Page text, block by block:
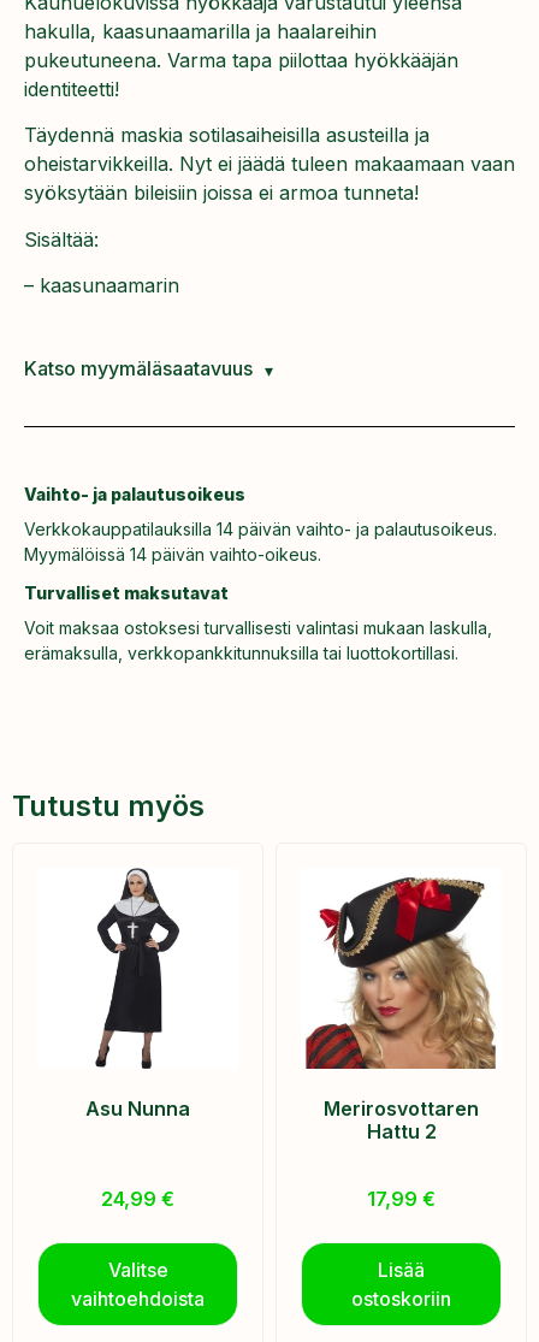
hakulla, kaasunaamarilla ja haalareihin
pukeutuneena. Varma tapa piilottaa hyökkääjän
identiteetti!
Täydennä maskia sotilasaiheisilla asusteilla ja
oheistarvikkeilla. Nyt ei jäädä tuleen makaamaan vaan
syöksytään bileisiin joissa ei armoa tunneta!
Sisältää:
– kaasunaamarin
Katso myymäläsaatavuus
Vaihto- ja palautusoikeus
Verkkokauppatilauksilla 14 päivän vaihto- ja palautusoikeus.
Myymälöissä 14 päivän vaihto-oikeus.
Turvalliset maksutavat
Voit maksaa ostoksesi turvallisesti valintasi mukaan laskulla,
erämaksulla, verkkopankkitunnuksilla tai luottokortillasi.
Tutustu myös
Asu Nunna
24,99 €
Valitse
vaihtoehdoista
Merirosvottaren
Hattu 2
17,99 €
Lisää
ostoskoriin